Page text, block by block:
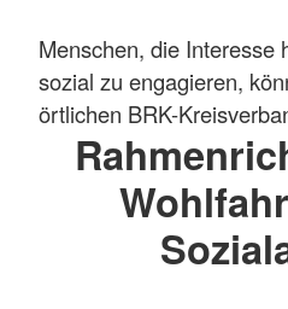
Menschen, die Interesse
sozial zu engagieren,
örtlichen BRK-